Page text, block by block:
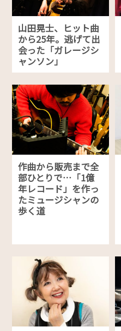
山田晃士、ヒット曲
から25年。逃げて出
会った「ガレージシ
ャンソン」
作曲から販売まで全
部ひとりで…「1億
年レコード」を作っ
たミュージシャンの
歩く道